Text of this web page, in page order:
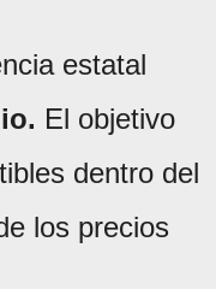
estatal
El objetivo
dentro del
los precios